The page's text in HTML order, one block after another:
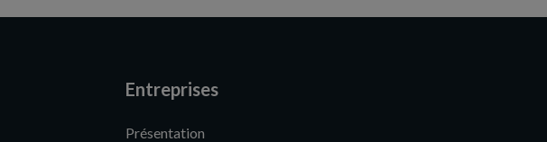
Entreprises
Présentation